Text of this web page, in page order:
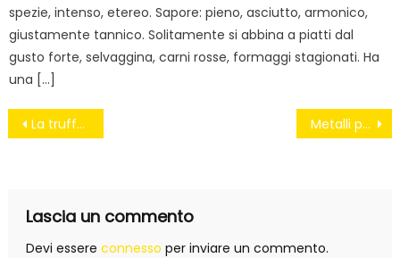
spezie, intenso, etereo. Sapore: pieno, asciutto, armonico,
giustamente tannico. Solitamente si abbina a piatti dal
gusto forte, selvaggina, carni rosse, formaggi stagionati. Ha
una […]
Navigazione
La truffa dei fondi comuni Metalli pesanti nell’acqua dei pugliesi. Anche l’Ue ha qualche dubbio
Lascia un commento
Devi essere connesso per inviare un commento.